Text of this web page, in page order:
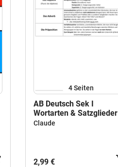
4Seiten
AB Deutsch Sek I
Wortarten & Satzglieder
Claude
2,99 €